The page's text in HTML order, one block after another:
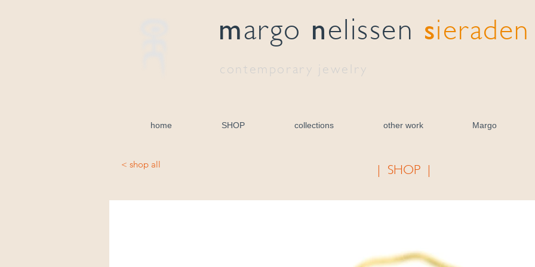
margo nelissen sieraden
contemporary jewelry
home SHOP collections other work Margo
< shop all | SHOP |